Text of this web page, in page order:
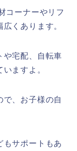
コーナーやリフ
くあります。
や宅配、自転車
ますよ。
で、お子様の自
もサポートもあ